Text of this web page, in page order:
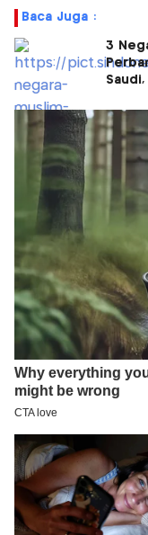
Baca Juga :
3